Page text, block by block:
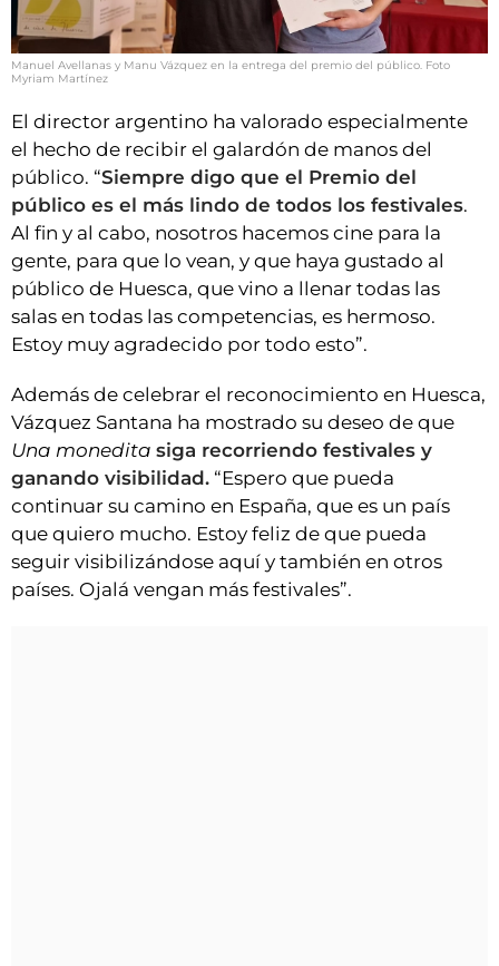
Manuel Avellanas y Manu Vázquez en la entrega del premio del público. Foto
Myriam Martínez
El director argentino ha valorado especialmente
el hecho de recibir el galardón de manos del
público. “Siempre digo que el Premio del
público es el más lindo de todos los festivales.
Al fin y al cabo, nosotros hacemos cine para la
gente, para que lo vean, y que haya gustado al
público de Huesca, que vino a llenar todas las
salas en todas las competencias, es hermoso.
Estoy muy agradecido por todo esto”.
Además de celebrar el reconocimiento en Huesca,
Vázquez Santana ha mostrado su deseo de que
Una monedita siga recorriendo festivales y
ganando visibilidad. “Espero que pueda
continuar su camino en España, que es un país
que quiero mucho. Estoy feliz de que pueda
seguir visibilizándose aquí y también en otros
países. Ojalá vengan más festivales”.